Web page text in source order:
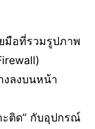
มือที่รวมรูปภาพ
งลงบนหน้า
ะติด” กับอุปกรณ์